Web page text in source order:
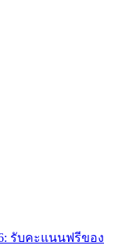
รับคะแนนฟรีของ